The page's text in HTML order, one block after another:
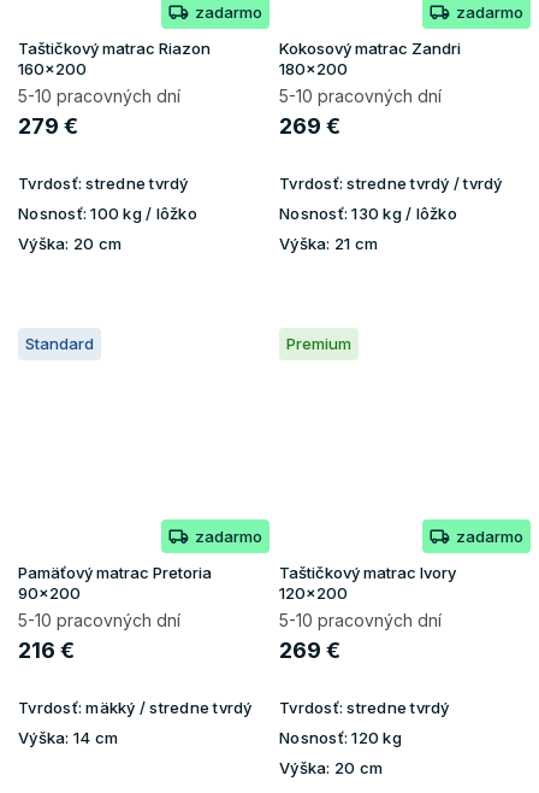
zadarmo
Taštičkový matrac Riazon
160x200
5-10 pracovných dní
279 €
Tvrdosť: stredne tvrdý
Nosnosť: 100 kg / lôžko
Výška: 20 cm
zadarmo
Kokosový matrac Zandri
180x200
5-10 pracovných dní
269 €
Tvrdosť: stredne tvrdý / tvrdý
Nosnosť: 130 kg / lôžko
Výška: 21 cm
Standard
zadarmo
Pamäťový matrac Pretoria
90x200
5-10 pracovných dní
216 €
Tvrdosť: mäkký / stredne tvrdý
Výška: 14 cm
Premium
zadarmo
Taštičkový matrac Ivory
120x200
5-10 pracovných dní
269 €
Tvrdosť: stredne tvrdý
Nosnosť: 120 kg
Výška: 20 cm